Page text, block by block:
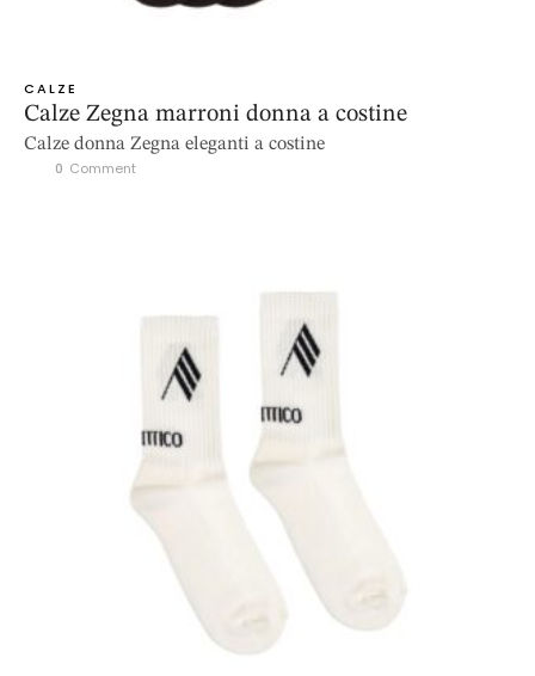
CALZE
Calze Zegna marroni donna a costine
Calze donna Zegna eleganti a costine
0 Comment